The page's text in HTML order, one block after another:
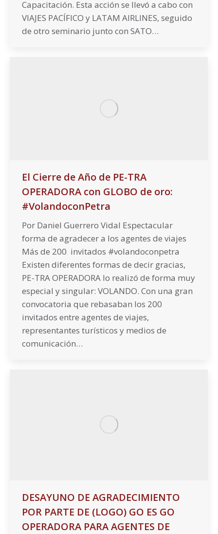
Capacitación. Esta acción se llevó a cabo con
VIAJES PACÍFICO y LATAM AIRLINES, seguido
de otro seminario junto con SATO…
El Cierre de Año de PE-TRA
OPERADORA con GLOBO de oro:
#VolandoconPetra
Por Daniel Guerrero Vidal Espectacular
forma de agradecer a los agentes de viajes
Más de 200 invitados #volandoconpetra
Existen diferentes formas de decir gracias,
PE-TRA OPERADORA lo realizó de forma muy
especial y singular: VOLANDO. Con una gran
convocatoria que rebasaban los 200
invitados entre agentes de viajes,
representantes turísticos y medios de
comunicación…
DESAYUNO DE AGRADECIMIENTO
POR PARTE DE (LOGO) GO ES GO
OPERADORA PARA AGENTES DE